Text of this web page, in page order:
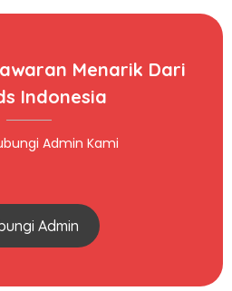
Menarik Dari
Indonesia
Admin Kami
Admin